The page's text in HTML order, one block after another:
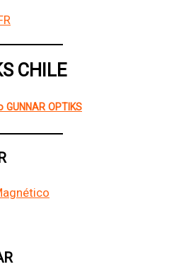
CHILE
OPTIKS